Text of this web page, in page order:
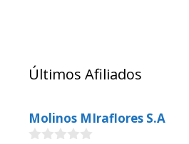
Últimos Afiliados
Molinos MIraflores S.A